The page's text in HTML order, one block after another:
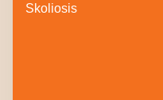
Skoliosis